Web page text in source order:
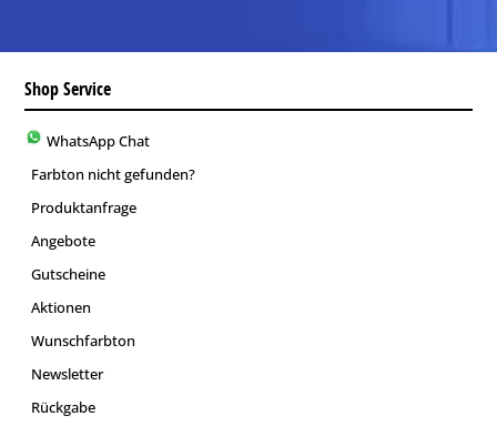
Shop Service
WhatsApp Chat
Farbton nicht gefunden?
Produktanfrage
Angebote
Gutscheine
Aktionen
Wunschfarbton
Newsletter
Rückgabe